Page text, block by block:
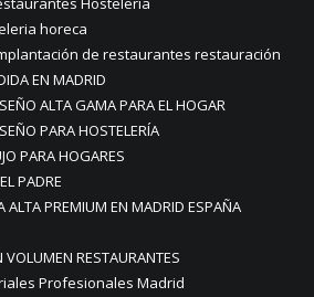
horeca
de restaurantes restauración
EN MADRID
ALTA GAMA PARA EL HOGAR
PARA HOSTELERÍA
PARA HOGARES
PADRE
ALTA PREMIUM EN MADRID ESPAÑA
RESTAURANTES
Profesionales Madrid